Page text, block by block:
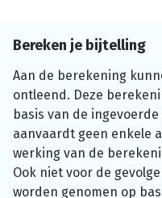
Bereken je bijtelling
Aan de berekening
ontleend. Deze
basis van de ingevoerde
aanvaardt geen enkele
werking van de
Ook niet voor de
worden genomen op